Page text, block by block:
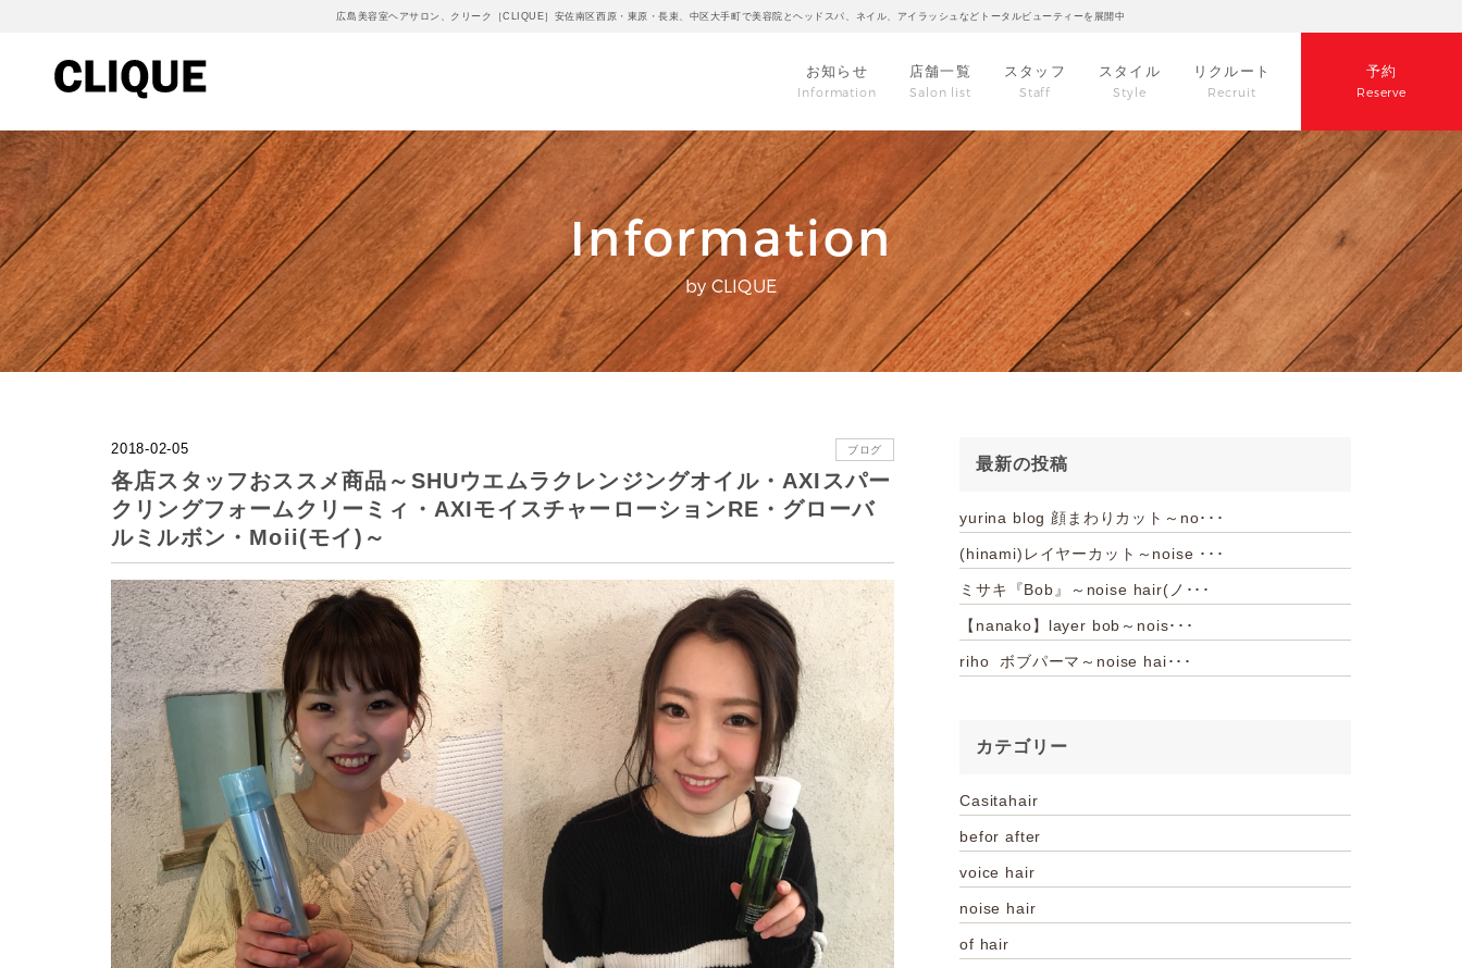
広島美容室ヘアサロン、クリーク［CLIQUE］安佐南区西原・東原・長束、中区大手町で美容院とヘッドスパ、ネイル、アイラッシュなどトータルビューティーを展開中
お知らせ
Information
店舗一覧
Salon list
スタッフ
Staff
スタイル
Style
リクルート
Recruit
予約
Reserve
Information
by CLIQUE
2018-02-05 ブログ
各店スタッフおススメ商品～SHUウエムラクレンジングオイル・AXIスパー
クリングフォームクリーミィ・AXIモイスチャーローションRE・グローバ
ルミルボン・Moii(モイ)～
最新の投稿
yurina blog 顔まわりカット～no･･･
(hinami)レイヤーカット～noise ･･･
ミサキ『Bob』～noise hair(ノ･･･
【nanako】layer bob～nois･･･
riho ボブパーマ～noise hai･･･
カテゴリー
Casitahair
befor after
voice hair
noise hair
of hair